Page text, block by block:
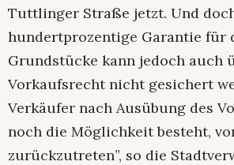
Tuttlinger Straße jetzt. Und
hundertprozentige Garantie für
Grundstücke kann jedoch auch
Vorkaufsrecht nicht gesichert
Verkäufer nach Ausübung des
noch die Möglichkeit besteht,
zurückzutreten”, so die